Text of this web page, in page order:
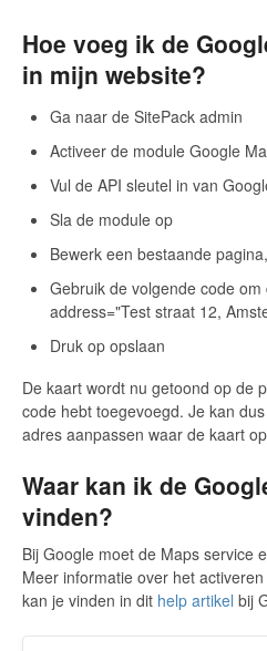
Hoe voeg ik de
in mijn website?
Ga naar de SitePack admin
Activeer de module Google
Vul de API sleutel in van
Sla de module op
Bewerk een bestaande
Gebruik de volgende code
address="Test straat 12,
Druk op opslaan
De kaart wordt nu getoond op de
code hebt toegevoegd. Je kan
adres aanpassen waar de kaart
Waar kan ik de
vinden?
Bij Google moet de Maps service
Meer informatie over het
kan je vinden in dit help artikel bij